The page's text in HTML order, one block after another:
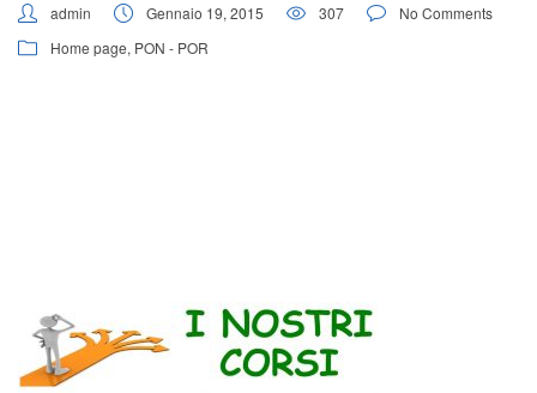
admin Gennaio 19, 2015 307
No Comments
Home page, PON - POR